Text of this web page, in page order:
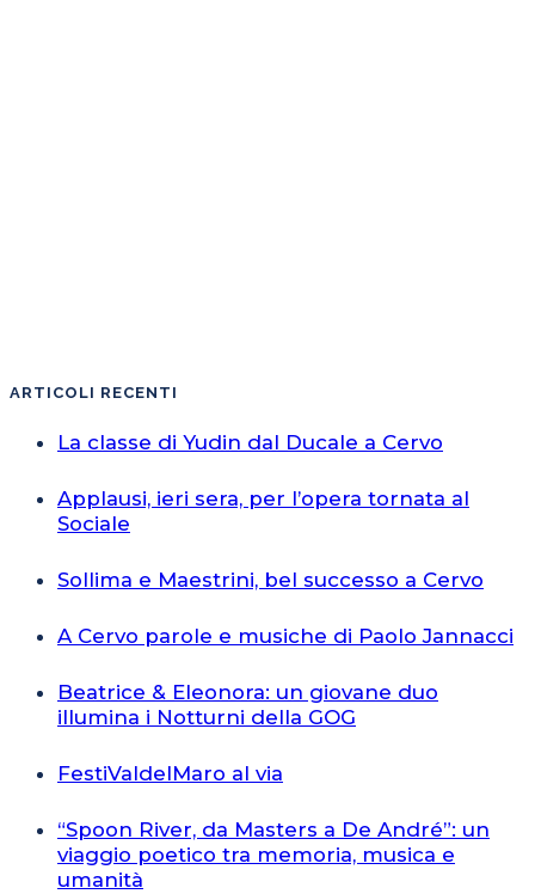
ARTICOLI RECENTI
La classe di Yudin dal Ducale a Cervo
Applausi, ieri sera, per l’opera tornata al
Sociale
Sollima e Maestrini, bel successo a Cervo
A Cervo parole e musiche di Paolo Jannacci
Beatrice & Eleonora: un giovane duo
illumina i Notturni della GOG
FestiValdelMaro al via
“Spoon River, da Masters a De André”: un
viaggio poetico tra memoria, musica e
umanità